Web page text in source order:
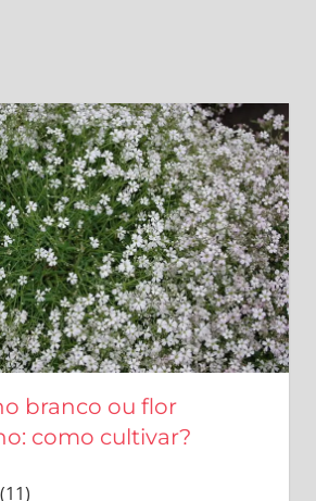
branco ou flor
como cultivar?
(11)